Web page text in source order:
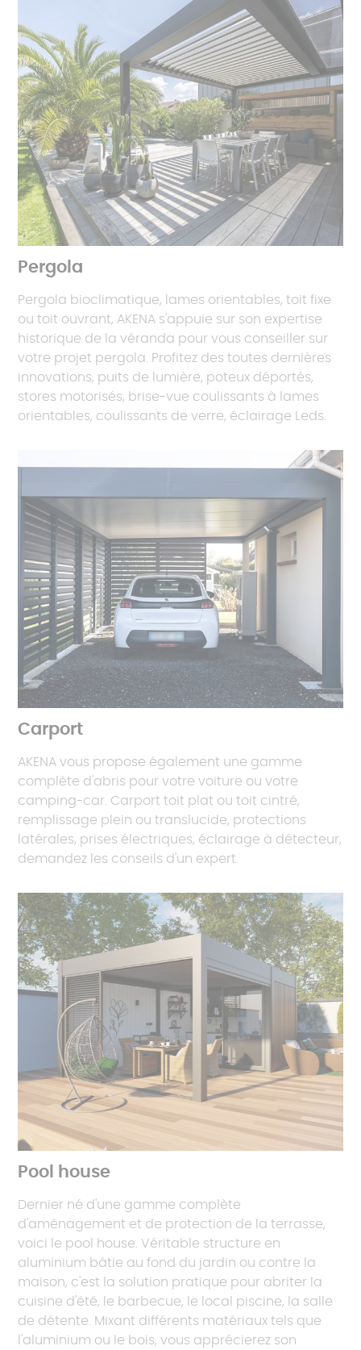
Pergola
Pergola bioclimatique, lames orientables, toit fixe
ou toit ouvrant, AKENA s'appuie sur son expertise
historique de la véranda pour vous conseiller sur
votre projet pergola. Profitez des toutes dernières
innovations, puits de lumière, poteux déportés,
stores motorisés, brise-vue coulissants à lames
orientables, coulissants de verre, éclairage Leds.
Carport
AKENA vous propose également une gamme
complète d'abris pour votre voiture ou votre
camping-car. Carport toit plat ou toit cintré,
remplissage plein ou translucide, protections
latérales, prises électriques, éclairage à détecteur,
demandez les conseils d'un expert.
Pool house
Dernier né d'une gamme complète
d'aménagement et de protection de la terrasse,
voici le pool house. Véritable structure en
aluminium bâtie au fond du jardin ou contre la
maison, c'est la solution pratique pour abriter la
cuisine d'été, le barbecue, le local piscine, la salle
de détente. Mixant différents matériaux tels que
l'aluminium ou le bois, vous apprécierez son